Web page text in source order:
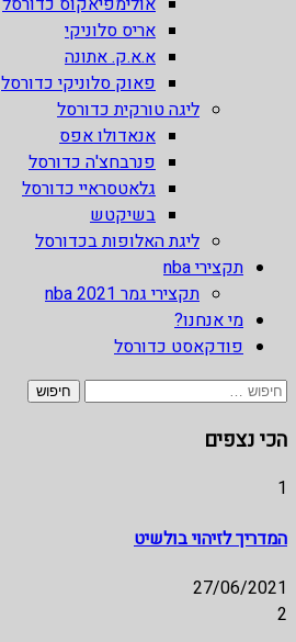
אריס סלוניקי
א.א.ק. אתונה
פאוק סלוניקי כדורסל
ליגה טורקית כדורסל
אנאדולו אפס
פנרבחצ'ה כדורסל
גלאטסראיי כדורסל
בשיקטש
ליגת האלופות בכדורסל
תקצירי nba
תקצירי גמר nba 2021
מי אנחנו?
פודקאסט כדורסל
חיפוש:
הכי נצפים
1
המדריך לזיהוי בולשיט
27/06/2021
2